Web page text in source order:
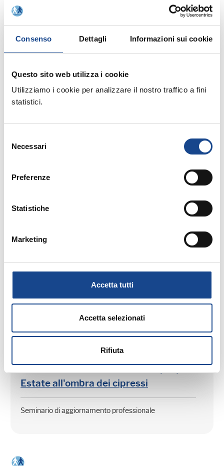
Consenso Dettagli Informazioni sui cookie
Questo sito web utilizza i cookie
Utilizziamo i cookie per analizzare il nostro traffico a fini
statistici.
delNecessari
Preferenze
Statistiche
Marketing
Accetta tutti
Accetta selezionati
Rifiuta
Rinnovo adesione Soci Individuali anno 2018
Relatori:
Prossimi corsi in programma:
25/08/26 - Seminario di aggiornamento
CASTEL SAN PIETRO TERME (BO) -
Estate all'ombra dei cipressi
Seminario di aggiornamento professionale